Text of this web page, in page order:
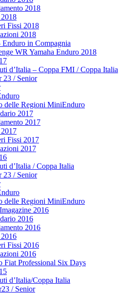
2018
2018
Fissi 2018
2018
in Compagnia
WR Yamaha Enduro 2018
d’Italia – Coppa FMI / Coppa Italia
23 / Senior
delle Regioni MiniEnduro
2017
2017
2017
Fissi 2017
2017
d’Italia / Coppa Italia
23 / Senior
delle Regioni MiniEnduro
2016
2016
2016
2016
Fissi 2016
2016
Fiat Professional Six Days
d’Italia/Coppa Italia
/ Senior